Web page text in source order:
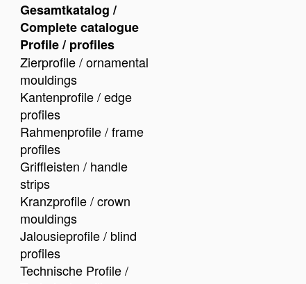
Gesamtkatalog /
Complete catalogue
Profile / profiles
Zierprofile / ornamental
mouldings
Kantenprofile / edge
profiles
Rahmenprofile / frame
profiles
Griffleisten / handle
strips
Kranzprofile / crown
mouldings
Jalousieprofile / blind
profiles
Technische Profile /